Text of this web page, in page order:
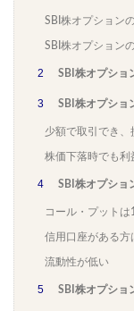
SBI株オプション
SBI株オプション
2 SBI株オプショ
3 SBI株オプショ
少額で取引でき、
株価下落時でも利
4 SBI株オプショ
コール・プットは
信用口座がある方
流動性が低い
5 SBI株オプショ